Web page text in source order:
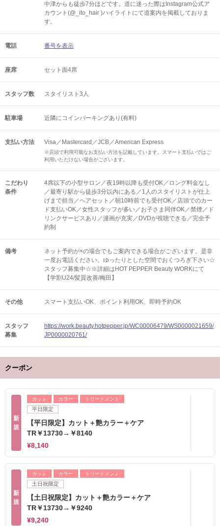
中津からも徒歩7分ほどです。道に迷った際はInstagram公式ア
カウント(@_ito_hair )ハイライトにて道案内を掲載しておりま
す。
電話 番号を表示
座席 セット面4席
スタッフ数 スタイリスト3人
駐車場 近隣にコインパーキングあり(有料)
支払い方法 Visa／Mastercard／JCB／American Express
※店頭で利用可能なお支払い方法を記載しています。スマート支払いではご
利用いただけない場合がございます。
こだわり
条件
4席以下の小型サロン／夜19時以降も受付OK／ロング料金なし
／最寄り駅から徒歩3分以内にある／1人のスタイリストが仕上
げまで担当／ヘアセット／朝10時前でも受付OK／店頭でのカー
ド支払いOK／女性スタッフが多い／お子さま同伴OK／禁煙／ド
リンクサービスあり／漫画が充実／DVDが視聴できる／完全予
約制
備考
ネット予約が×の場合でもご案内できる場合がございます。是非
一度お電話ください。ゆったりとした空間でおくつろぎ下さい☆
スタッフ募集中☆※詳細はHOT PEPPER Beauty WORKにて
【学割U24/髪質改善/梅田】
その他 スマート支払いOK ポイント利用OK 即時予約OK
スタッフ
募集
https://work.beauty.hotpepper.jp/WC00006479/WS0000021659/
JP0000020761/
クーポン
新
規
カット カラー トリートメント
平日限定
【平日限定】カット＋艶カラー＋ケア
TR￥13730→￥8140
¥8,140
新
規
カット カラー トリートメント
土日祝限定
【土日祝限定】カット＋艶カラー＋ケア
TR￥13730→￥9240
¥9,240